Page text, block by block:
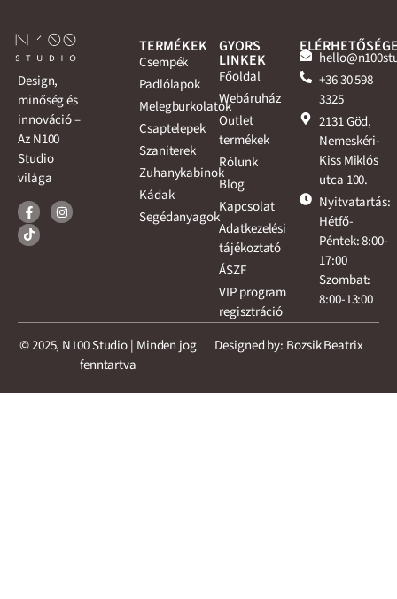
Design,
minőség és
innováció –
Az N100
Studio
világa
TERMÉKEK
Csempék
Padlólapok
Melegburkolatok
Csaptelepek
Szaniterek
Zuhanykabinok
Kádak
Segédanyagok
GYORS
LINKEK
Főoldal
Webáruház
Outlet
termékek
Rólunk
Blog
Kapcsolat
Adatkezelési
tájékoztató
ÁSZF
VIP program
regisztráció
+36 30 598
3325
2131 Göd,
Nemeskéri-
Kiss Miklós
utca 100.
Nyitvatartás:
Hétfő-
Péntek: 8:00-
17:00
Szombat:
8:00-13:00
© 2025, N100 Studio | Minden jog
fenntartva
Designed by: Bozsik Beatrix